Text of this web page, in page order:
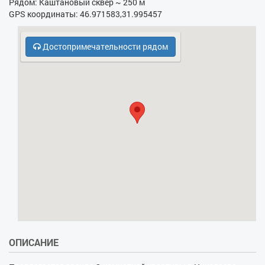
- Кухонная плита
- Бесплатная парковка
- Кодовый замок в парадном
GPS координаты: 46.971583,31.995457
Достопримечательности рядом
ОПИСАНИЕ